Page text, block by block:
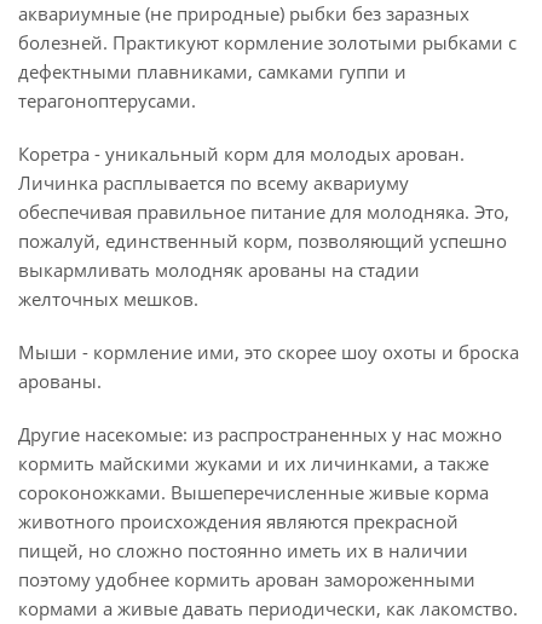
аквариумные (не природные) рыбки без заразных
болезней. Практикуют кормление золотыми рыбками с
дефектными плавниками, самками гуппи и
терагоноптерусами.
Коретра - уникальный корм для молодых арован.
Личинка расплывается по всему аквариуму
обеспечивая правильное питание для молодняка. Это,
пожалуй, единственный корм, позволяющий успешно
выкармливать молодняк арованы на стадии
желточных мешков.
Мыши - кормление ими, это скорее шоу охоты и броска
арованы.
Другие насекомые: из распространенных у нас можно
кормить майскими жуками и их личинками, а также
сороконожками. Вышеперечисленные живые корма
животного происхождения являются прекрасной
пищей, но сложно постоянно иметь их в наличии
поэтому удобнее кормить арован замороженными
кормами а живые давать периодически, как лакомство.